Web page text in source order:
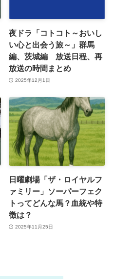
夜ドラ「コトコト～おいし
い心と出会う旅～」群馬
編、茨城編 放送日程、再
放送の時間まとめ
2025年12月1日
日曜劇場「ザ・ロイヤルフ
ァミリー」ソーパーフェク
トってどんな馬？血統や特
徴は？
2025年11月25日